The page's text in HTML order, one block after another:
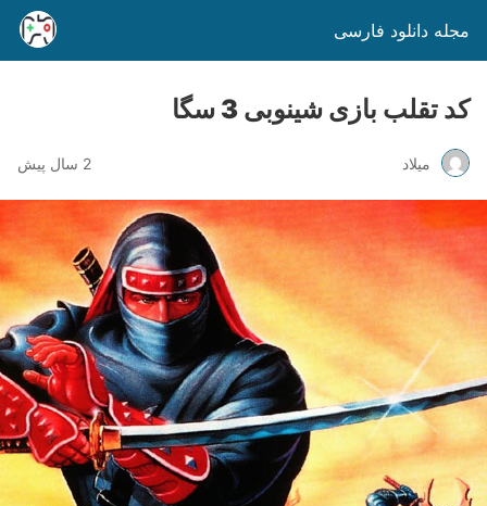
مجله دانلود فارسی
کد تقلب بازی شینوبی 3 سگا
میلاد 2 سال پیش